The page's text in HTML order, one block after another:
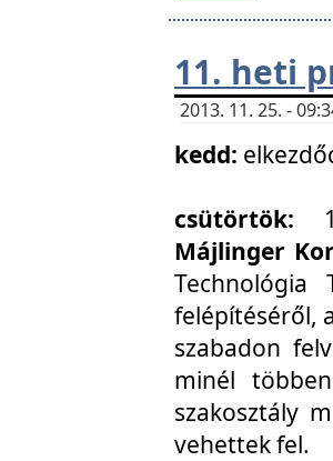
11. heti
2013. 11. 25. -
kedd:
csütörtök:
Májlinger
Technológia
felépítéséről,
szabadon
minél
szakosztály
vehettek fel.